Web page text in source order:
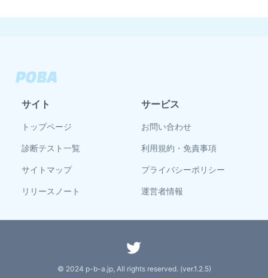
サイト
トップページ
診断テスト一覧
サイトマップ
リリースノート
サービス
お問い合わせ
利用規約・免責事項
プライバシーポリシー
運営者情報
© 2024 p-b-a.jp, All rights reserved. (ver.1.2.5)